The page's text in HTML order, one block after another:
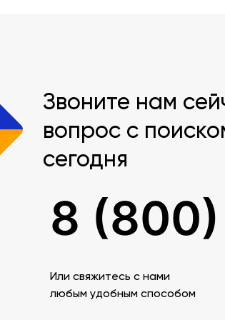
Звоните нам
вопрос с
сегодня
8
Или свяжитесь c нами
любым удобным способом